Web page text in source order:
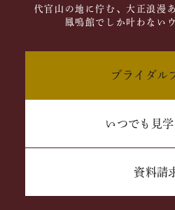
代官山の地に佇む、大正浪漫
鳳鳴館でしか叶わない
ブライダル
いつでも見
資料請